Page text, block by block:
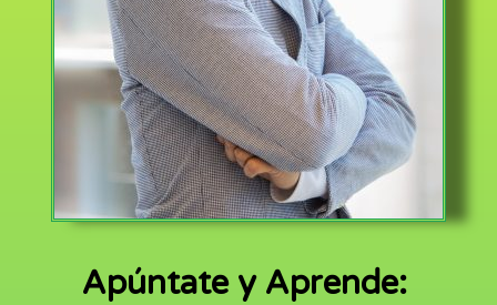
Apúntate y Aprende: